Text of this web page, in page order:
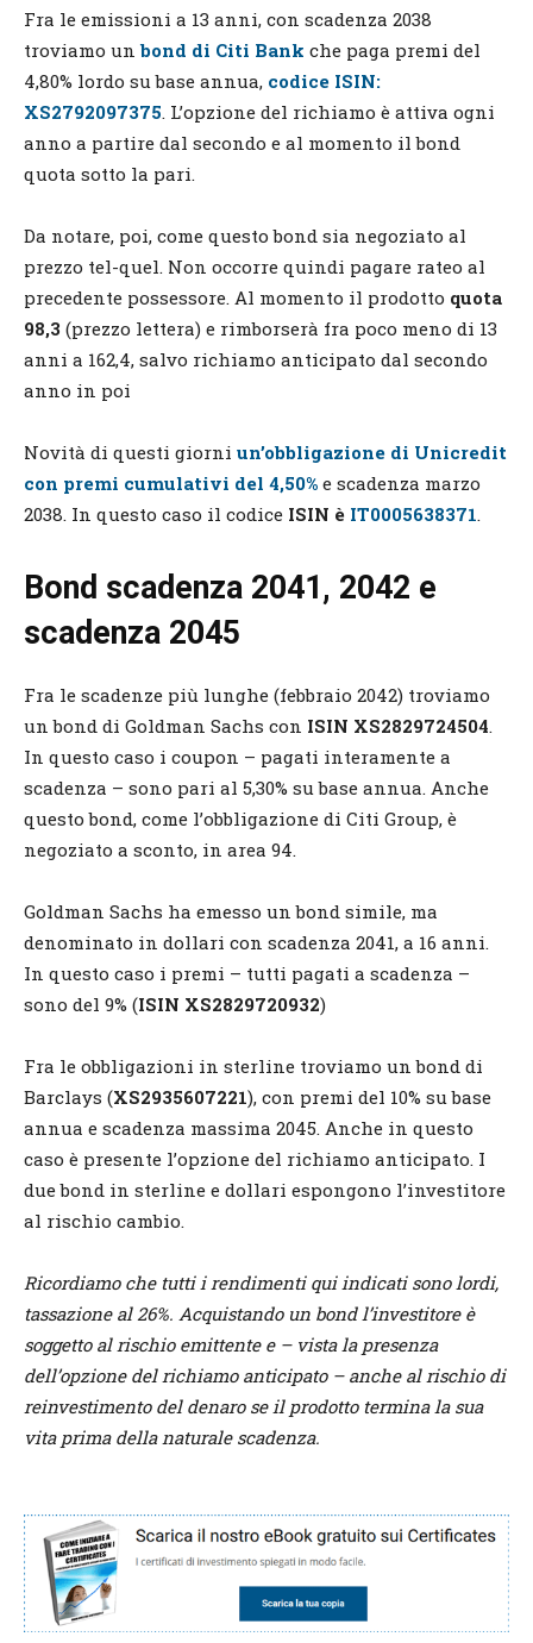
Fra le emissioni a 13 anni, con scadenza 2038
troviamo unbond di Citi Bank che paga premi del
4,80% lordo su base annua, codice ISIN:
XS2792097375. L’opzione del richiamo è attiva ogni
anno a partire dal secondo e al momento il bond
quota sotto la pari.
Da notare, poi, come questo bond sia negoziato al
prezzo tel-quel. Non occorre quindi pagare rateo al
precedente possessore. Al momento il prodotto quota
98,3 (prezzo lettera) e rimborserà fra poco meno di 13
anni a 162,4, salvo richiamo anticipato dal secondo
anno in poi
Novità di questi giorni un’obbligazione di Unicredit
con premi cumulativi del 4,50% e scadenza marzo
2038. In questo caso il codice ISIN è IT0005638371.
Bond scadenza 2041, 2042 e
scadenza 2045
Fra le scadenze più lunghe (febbraio 2042) troviamo
un bond di Goldman Sachs con ISIN XS2829724504.
In questo caso i coupon – pagati interamente a
scadenza – sono pari al 5,30% su base annua. Anche
questo bond, come l’obbligazione di Citi Group, è
negoziato a sconto, in area 94.
Goldman Sachs ha emesso un bond simile, ma
denominato in dollari con scadenza 2041, a 16 anni.
In questo caso i premi – tutti pagati a scadenza –
sono del 9% (ISIN XS2829720932)
Fra le obbligazioni in sterline troviamo un bond di
Barclays (XS2935607221), con premi del 10% su base
annua e scadenza massima 2045. Anche in questo
caso è presente l’opzione del richiamo anticipato. I
due bond in sterline e dollari espongono l’investitore
al rischio cambio.
Ricordiamo che tutti i rendimenti qui indicati sono lordi,
tassazione al 26%. Acquistando un bond l’investitore è
soggetto al rischio emittente e – vista la presenza
dell’opzione del richiamo anticipato – anche al rischio di
reinvestimento del denaro se il prodotto termina la sua
vita prima della naturale scadenza.